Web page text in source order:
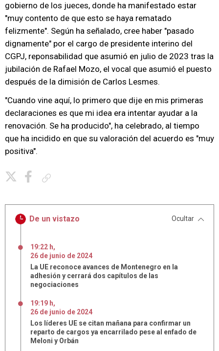
gobierno de los jueces, donde ha manifestado estar
"muy contento de que esto se haya rematado
felizmente". Según ha señalado, cree haber "pasado
dignamente" por el cargo de presidente interino del
CGPJ, reponsabilidad que asumió en julio de 2023 tras la
jubilación de Rafael Mozo, el vocal que asumió el puesto
después de la dimisión de Carlos Lesmes.
"Cuando vine aquí, lo primero que dije en mis primeras
declaraciones es que mi idea era intentar ayudar a la
renovación. Se ha producido", ha celebrado, al tiempo
que ha incidido en que su valoración del acuerdo es "muy
positiva".
De un vistazo Ocultar
19:22 h,
26 de junio de 2024
La UE reconoce avances de Montenegro en la
adhesión y cerrará dos capítulos de las
negociaciones
19:19 h,
26 de junio de 2024
Los líderes UE se citan mañana para confirmar un
reparto de cargos ya encarrilado pese al enfado de
Meloni y Orbán